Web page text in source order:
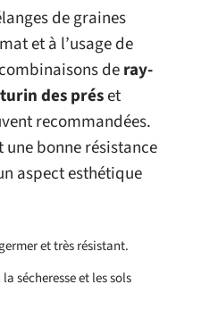
de graines
et à l’usage de
deray-
des préset
recommandées.
une bonne résistance
aspect esthétique
et très résistant.
sécheresse et les sols